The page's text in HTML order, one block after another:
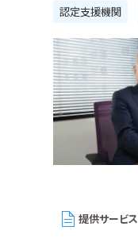
認定支援機関
提供サービス